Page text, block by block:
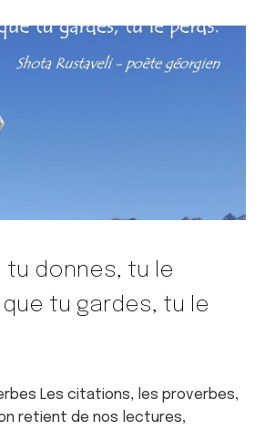
tu donnes, tu le
tu gardes, tu le
Les citations, les proverbes,
retient de nos lectures,